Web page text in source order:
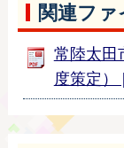
関連フ
常陸太田
度策定）